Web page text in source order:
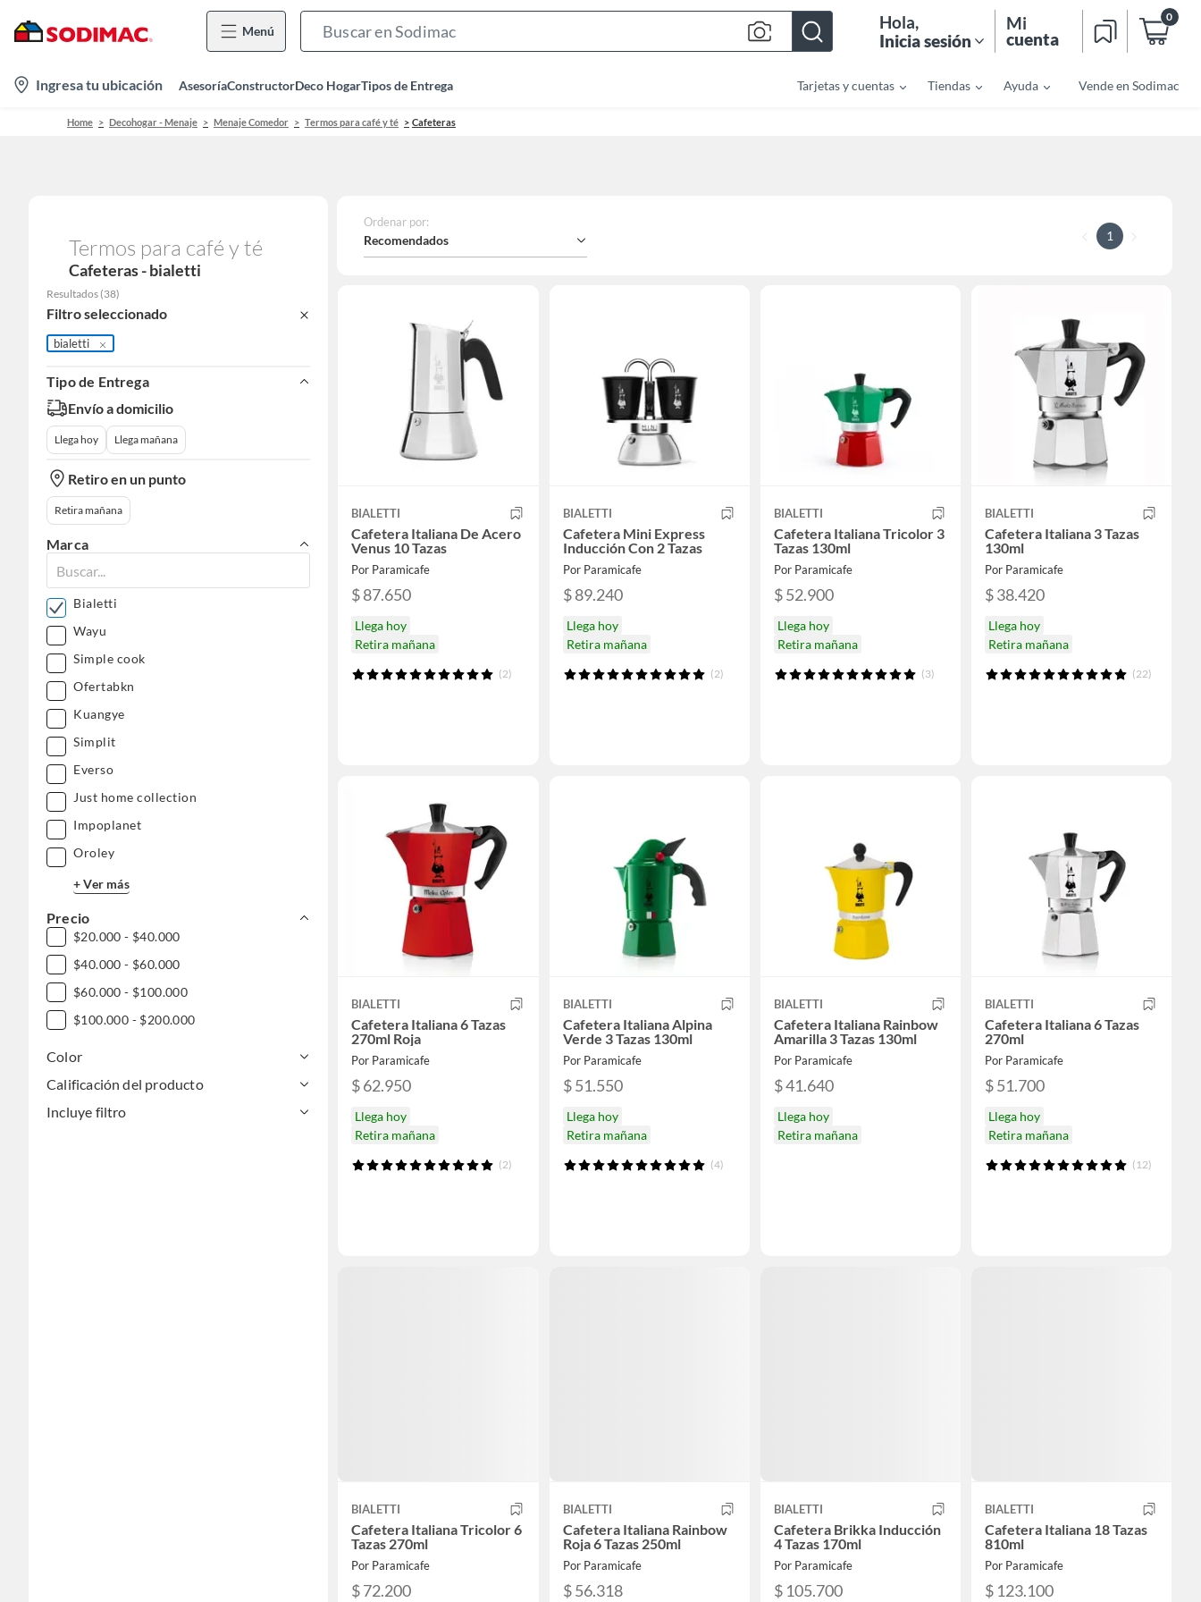
Menú
Bar
Hola,
Inicia sesión
Mi
cuenta
0
location-
icon
Ingresa tu ubicación AsesoríaConstructorDeco HogarTipos de Entrega Tarjetas y cuentas Tiendas Ayuda Vende en Sodimac
Home Decohogar - Menaje Menaje Comedor Termos para café y té Cafeteras
Termos para café y té
Cafeteras - bialetti
Resultados (38)
Filtro seleccionado
bialetti
Tipo de Entrega
Envío a domicilio
Llega hoy Llega mañana
Retiro en un punto
Retira mañana
Marca
Bialetti
Wayu
Simple cook
Ofertabkn
Kuangye
Simplit
Everso
Just home collection
Impoplanet
Oroley
+ Ver más
Precio
$20.000 - $40.000
$40.000 - $60.000
$60.000 - $100.000
$100.000 - $200.000
Color
Calificación del producto
Incluye filtro
Ordenar por:
Recomendados 1
BIALETTI
Cafetera Italiana De Acero
Venus 10 Tazas
Por Paramicafe
$ 87.650
Llega hoy
Retira mañana
(2)
BIALETTI
Cafetera Mini Express
Inducción Con 2 Tazas
Por Paramicafe
$ 89.240
Llega hoy
Retira mañana
(2)
BIALETTI
Cafetera Italiana Tricolor 3
Tazas 130ml
Por Paramicafe
$ 52.900
Llega hoy
Retira mañana
(3)
BIALETTI
Cafetera Italiana 3 Tazas
130ml
Por Paramicafe
$ 38.420
Llega hoy
Retira mañana
(22)
BIALETTI
Cafetera Italiana 6 Tazas
270ml Roja
Por Paramicafe
$ 62.950
Llega hoy
Retira mañana
(2)
BIALETTI
Cafetera Italiana Alpina
Verde 3 Tazas 130ml
Por Paramicafe
$ 51.550
Llega hoy
Retira mañana
(4)
BIALETTI
Cafetera Italiana Rainbow
Amarilla 3 Tazas 130ml
Por Paramicafe
$ 41.640
Llega hoy
Retira mañana
BIALETTI
Cafetera Italiana 6 Tazas
270ml
Por Paramicafe
$ 51.700
Llega hoy
Retira mañana
(12)
BIALETTI
Cafetera Italiana Tricolor 6
Tazas 270ml
Por Paramicafe
$ 72.200
BIALETTI
Cafetera Italiana Rainbow
Roja 6 Tazas 250ml
Por Paramicafe
$ 56.318
BIALETTI
Cafetera Brikka Inducción
4 Tazas 170ml
Por Paramicafe
$ 105.700
BIALETTI
Cafetera Italiana 18 Tazas
810ml
Por Paramicafe
$ 123.100